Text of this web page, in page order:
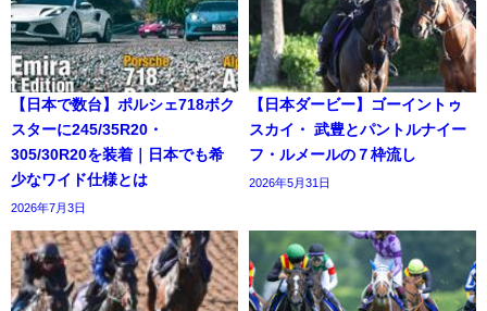
【日本で数台】ポルシェ718ボク
スターに245/35R20・
305/30R20を装着｜日本でも希
少なワイド仕様とは
2026年7月3日
【日本ダービー】ゴーイントゥ
スカイ・ 武豊とパントルナイー
フ・ルメールの７枠流し
2026年5月31日